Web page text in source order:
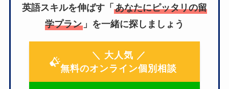
英語スキルを伸ばす「 あなたにピッタリの留
学プラン 」を一緒に探しましょう
＼ 大人気 ／
無料のオンライン個別相談